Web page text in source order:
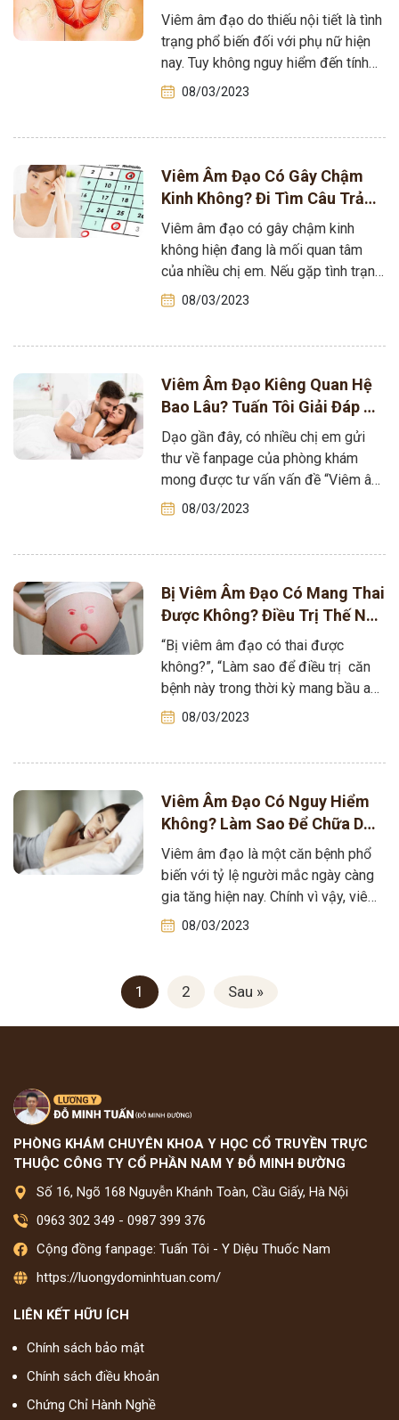
Trị Kịp Thời [ĐỪNG CHỦ
QUAN]
Viêm âm đạo do thiếu nội tiết là tình
trạng phổ biến đối với phụ nữ hiện
nay. Tuy không nguy hiểm đến tính
mạng…08/03/2023
Viêm Âm Đạo Có Gây Chậm
Kinh Không? Đi Tìm Câu Trả
Lời Và Hướng Điều Trị HIỆU
QUẢ
Viêm âm đạo có gây chậm kinh
không hiện đang là mối quan tâm
của nhiều chị em. Nếu gặp tình trạng
này, người bệnh…
08/03/2023
Viêm Âm Đạo Kiêng Quan Hệ
Bao Lâu? Tuấn Tôi Giải Đáp Và
Mang Tới Hướng Chữa Bệnh
TỐT NHẤT
Dạo gần đây, có nhiều chị em gửi
thư về fanpage của phòng khám
mong được tư vấn vấn đề “Viêm âm
đạo kiêng quan…
08/03/2023
Bị Viêm Âm Đạo Có Mang Thai
Được Không? Điều Trị Thế Nào
Hiệu Quả?
“Bị viêm âm đạo có thai được
không?”, “Làm sao để điều trị căn
bệnh này trong thời kỳ mang bầu an
toàn?…. là những…
08/03/2023
Viêm Âm Đạo Có Nguy Hiểm
Không? Làm Sao Để Chữa Dứt
Điểm
Viêm âm đạo là một căn bệnh phổ
biến với tỷ lệ người mắc ngày càng
gia tăng hiện nay. Chính vì vậy, viêm
âm…08/03/2023
1 2 Sau »
PHÒNG KHÁM CHUYÊN KHOA Y HỌC CỔ TRUYỀN TRỰC
THUỘC CÔNG TY CỔ PHẦN NAM Y ĐỖ MINH ĐƯỜNG
Số 16, Ngõ 168 Nguyễn Khánh Toàn, Cầu Giấy, Hà Nội
0963 302 349 - 0987 399 376
Cộng đồng fanpage: Tuấn Tôi - Y Diệu Thuốc Nam
https://luongydominhtuan.com/
LIÊN KẾT HỮU ÍCH
Chính sách bảo mật
Chính sách điều khoản
Chứng Chỉ Hành Nghề